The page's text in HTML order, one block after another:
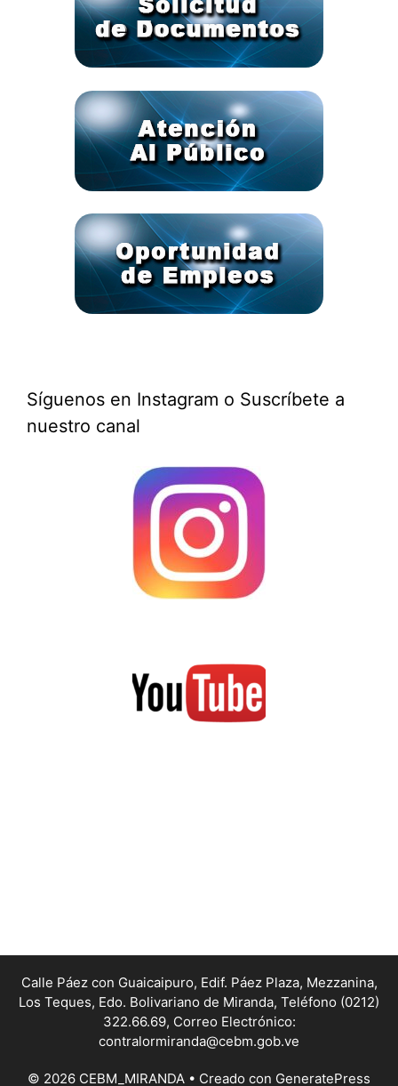
Síguenos en Instagram o Suscríbete a
nuestro canal
Calle Páez con Guaicaipuro, Edif. Páez Plaza, Mezzanina,
Los Teques, Edo. Bolivariano de Miranda, Teléfono (0212)
322.66.69, Correo Electrónico:
contralormiranda@cebm.gob.ve
© 2026 CEBM_MIRANDA • Creado con GeneratePress